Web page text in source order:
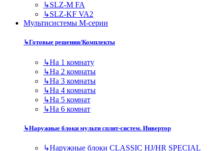
↳SLZ-M FA
↳SLZ-KF VA2
Мультисистемы M-серии
↳Готовые решения/Комплекты
↳На 1 комнату
↳На 2 комнаты
↳На 3 комнаты
↳На 4 комнаты
↳На 5 комнат
↳На 6 комнат
↳Наружные блоки мульти сплит-систем. Инвертор
↳Наружные блоки CLASSIC HJ/HR SPECIAL